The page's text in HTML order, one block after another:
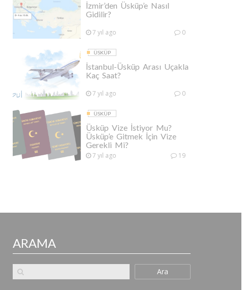
İzmir’den Üsküp’e Nasıl
Gidilir?
7 yıl ago 0
ÜSKÜP
İstanbul-Üsküp Arası Uçakla
Kaç Saat?
7 yıl ago 0
ÜSKÜP
Üsküp Vize İstiyor Mu?
Üsküp’e Gitmek İçin Vize
Gerekli Mi?
7 yıl ago 19
ARAMA
Ara